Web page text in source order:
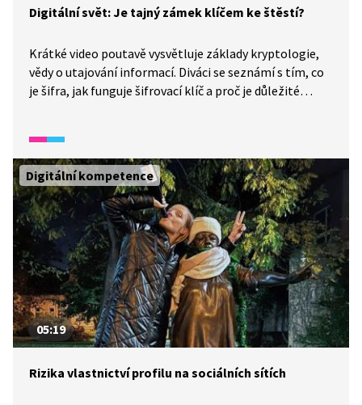
Digitální svět: Je tajný zámek klíčem ke štěstí?
Krátké video poutavě vysvětluje základy kryptologie,
vědy o utajování informací. Diváci se seznámí s tím, co
je šifra, jak funguje šifrovací klíč a proč je důležité
šifra), ale i jak je nutné v moderní době využívat
šifrování, které chrání naše hesla, zprávy nebo
internetové platby.
Digitální kompetence
05:19
Rizika vlastnictví profilu na sociálních sítích